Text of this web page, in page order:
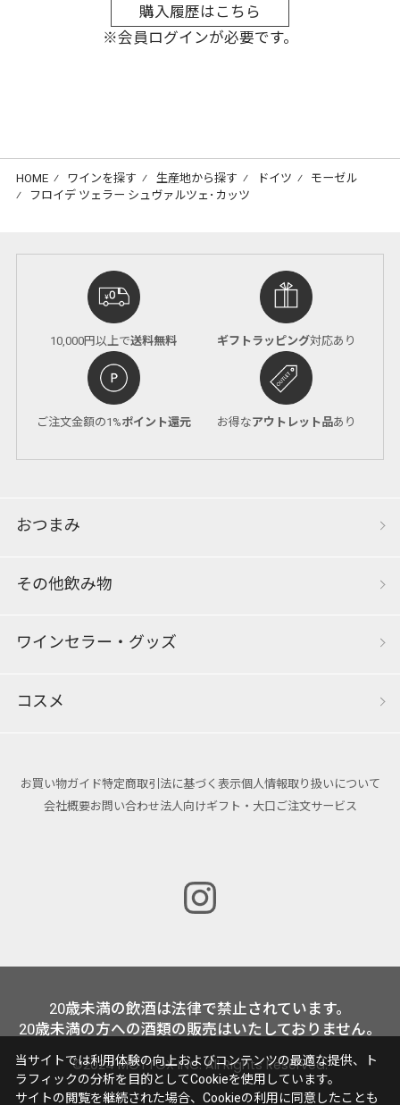
購入履歴はこちら
※会員ログインが必要です。
HOME ⁄ ワインを探す ⁄ 生産地から探す ⁄ ドイツ ⁄ モーゼル
⁄ フロイデ ツェラー シュヴァルツェ･カッツ
10,000円以上で送料無料 ギフトラッピング対応あり
ご注文金額の1%ポイント還元 お得なアウトレット品あり
おつまみ
その他飲み物
ワインセラー・グッズ
コスメ
お買い物ガイド特定商取引法に基づく表示個人情報取り扱いについて
会社概要お問い合わせ法人向けギフト・大口ご注文サービス
20歳未満の飲酒は法律で禁止されています。
20歳未満の方への酒類の販売はいたしておりません。
©2024 MOTTOX INC. All Rights Reserved.
当サイトでは利用体験の向上およびコンテンツの最適な提供、ト
ラフィックの分析を目的としてCookieを使用しています。
サイトの閲覧を継続された場合、Cookieの利用に同意したことも